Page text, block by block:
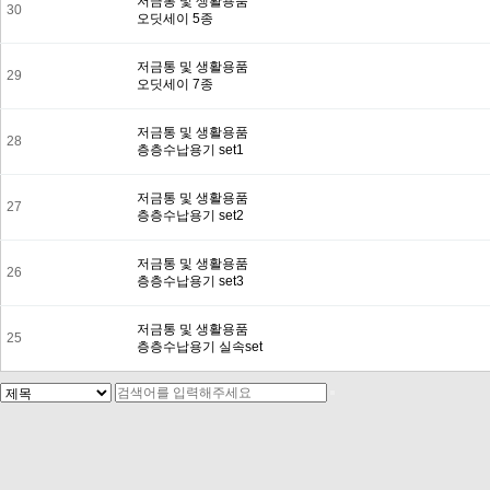
30
오딧세이 5종
29
저금통 및 생활용품
오딧세이 7종
28
저금통 및 생활용품
층층수납용기 set1
27
저금통 및 생활용품
층층수납용기 set2
26
저금통 및 생활용품
층층수납용기 set3
25
저금통 및 생활용품
층층수납용기 실속set